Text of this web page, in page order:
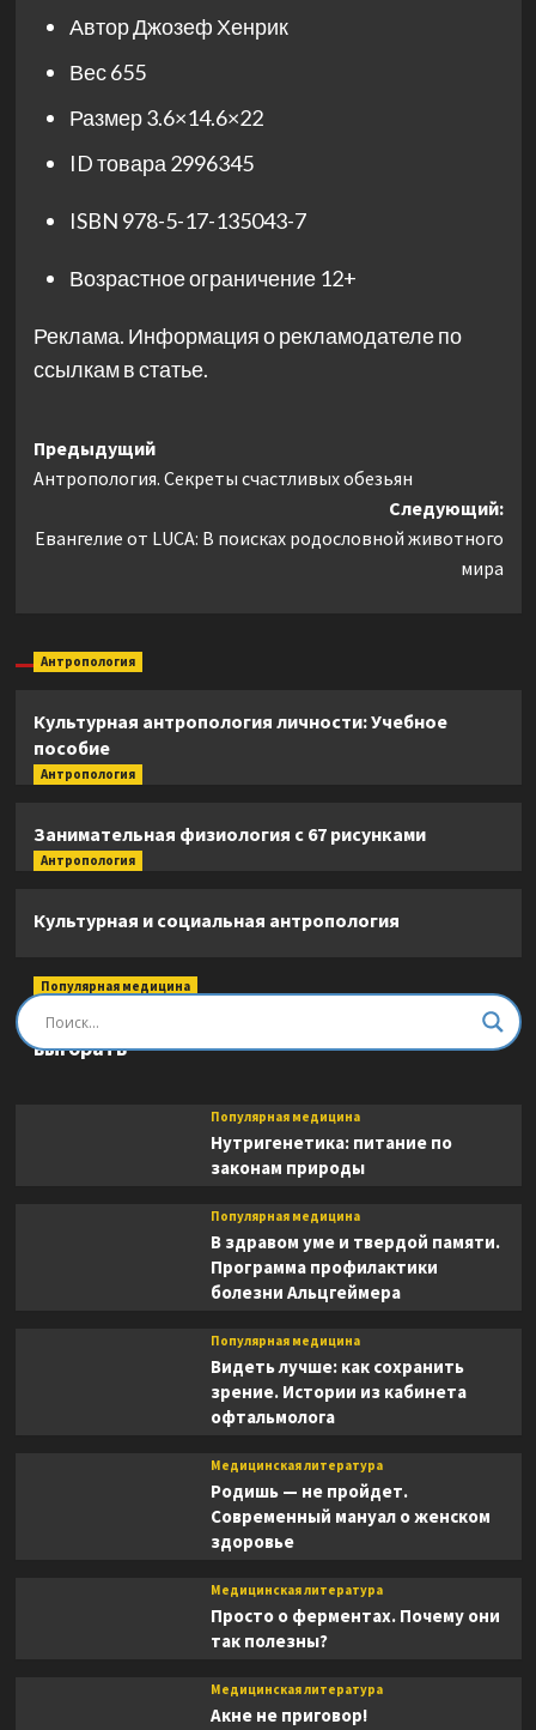
АвторДжозеф Хенрик
Вес655
Размер3.6×14.6×22
ID товара 2996345
ISBN 978-5-17-135043-7
Возрастное ограничение 12+
Реклама. Информация о рекламодателе по
ссылкам в статье.
Навигация
записи
Предыдущий
Антропология. Секреты счастливых обезьян
Следующий:
Евангелие от LUCA: В поисках родословной животного
мира
Антропология
Культурная антропология личности: Учебное
пособие
Антропология
Занимательная физиология с 67 рисунками
Антропология
Культурная и социальная антропология
Популярная медицина
Быть врачом. Как помогать, развиваться и не
выгорать
Популярная медицина
Нутригенетика: питание по
законам природы
Популярная медицина
В здравом уме и твердой памяти.
Программа профилактики
болезни Альцгеймера
Популярная медицина
Видеть лучше: как сохранить
зрение. Истории из кабинета
офтальмолога
Медицинская литература
Родишь — не пройдет.
Современный мануал о женском
здоровье
Медицинская литература
Просто о ферментах. Почему они
так полезны?
Медицинская литература
Акне не приговор!